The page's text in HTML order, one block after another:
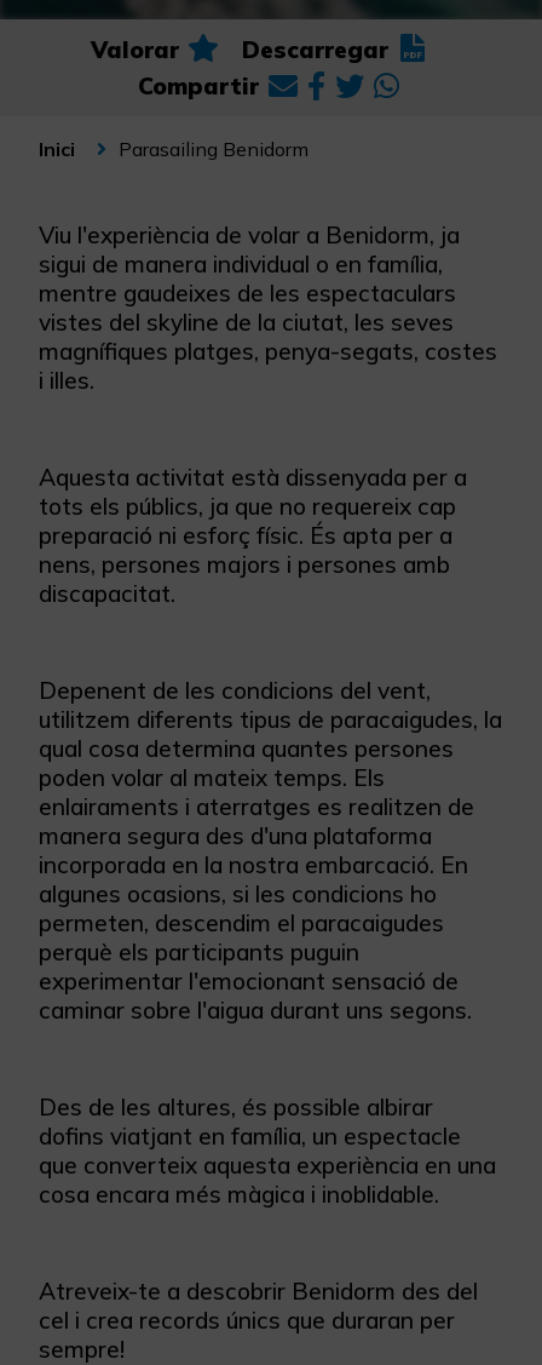
Valorar
Descarregar
Compartir
Inici Parasailing Benidorm
Viu l'experiència de volar a Benidorm, ja
sigui de manera individual o en família,
mentre gaudeixes de les espectaculars
vistes del skyline de la ciutat, les seves
magnífiques platges, penya-segats, costes
i illes.
Aquesta activitat està dissenyada per a
tots els públics, ja que no requereix cap
preparació ni esforç físic. És apta per a
nens, persones majors i persones amb
discapacitat.
Depenent de les condicions del vent,
utilitzem diferents tipus de paracaigudes, la
qual cosa determina quantes persones
poden volar al mateix temps. Els
enlairaments i aterratges es realitzen de
manera segura des d'una plataforma
incorporada en la nostra embarcació. En
algunes ocasions, si les condicions ho
permeten, descendim el paracaigudes
perquè els participants puguin
experimentar l'emocionant sensació de
caminar sobre l'aigua durant uns segons.
Des de les altures, és possible albirar
dofins viatjant en família, un espectacle
que converteix aquesta experiència en una
cosa encara més màgica i inoblidable.
Atreveix-te a descobrir Benidorm des del
cel i crea records únics que duraran per
sempre!